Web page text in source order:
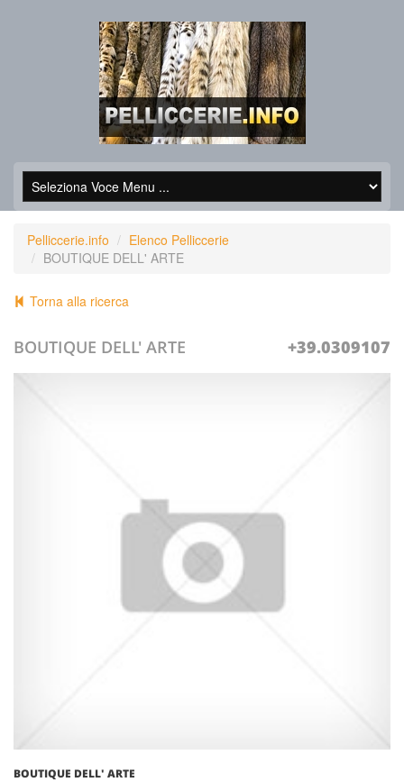
Pelliccerie.info
Elenco Pelliccerie
BOUTIQUE DELL' ARTE
Torna alla ricerca
BOUTIQUE DELL' ARTE +39.0309107
BOUTIQUE DELL' ARTE